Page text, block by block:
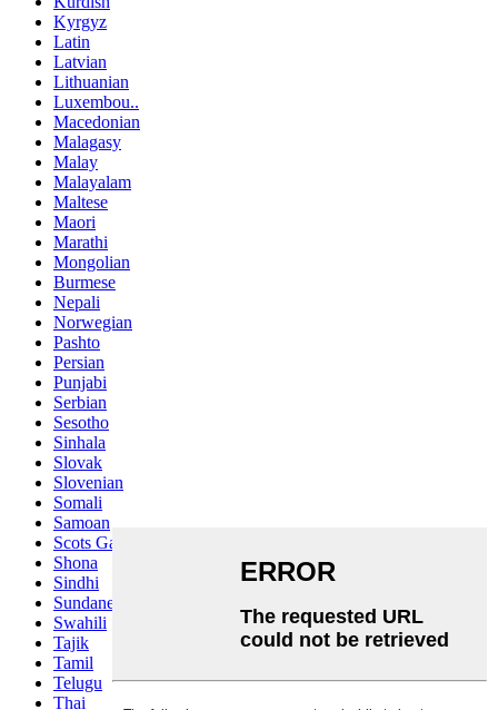
Kyrgyz
Latin
Latvian
Lithuanian
Luxembou..
Macedonian
Malagasy
Malay
Malayalam
Maltese
Maori
Marathi
Mongolian
Burmese
Nepali
Norwegian
Pashto
Persian
Punjabi
Serbian
Sesotho
Sinhala
Slovak
Slovenian
Somali
Samoan
Scots Gaelic
Shona
Sindhi
Sundanese
Swahili
Tajik
Tamil
Telugu
Thai